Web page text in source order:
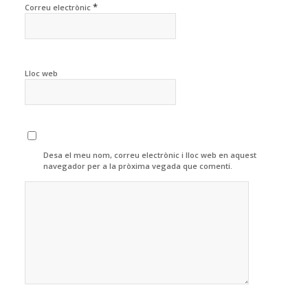
Correu electrònic *
Lloc web
Desa el meu nom, correu electrònic i lloc web en aquest
navegador per a la pròxima vegada que comenti.